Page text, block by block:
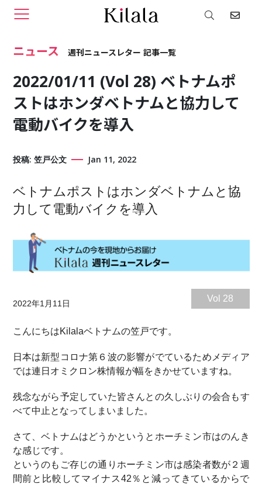
ニュース 週刊ニュースレター
2022/01/11 (Vol 28) ベトナムポ
ストはホンダベトナムと協力して
電動バイクを導入
投稿: 笠戸公文 Jan 11, 2022
ベトナムポストはホンダベトナムと協
力して電動バイクを導入
2022年1月11日 Vol 28
こんにちはKilalaベトナムの笠戸です。
日本は新型コロナ第６波の影響がでているためメディア
では連日オミクロン株情報が幅をきかせていますね。
残念ながら予定していた皆さんとの久しぶりの会合もす
べて中止となってしまいました。
さて、ベトナムはどうかというとホーチミン市はのんき
な感じです。
というのもご存じの通りホーチミン市は感染者数が２週
間前と比較してマイナス42％と減ってきているからで